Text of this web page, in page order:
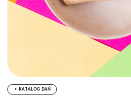
KATALOG DAŃ